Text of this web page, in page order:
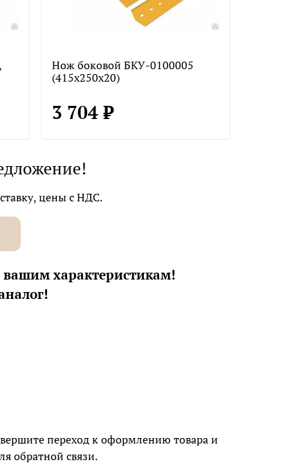
Нож боковой БКУ-0100005
(415х250х20)
3 704 ₽
цены с НДС.
характеристикам!
переход к оформлению товара и
обратной связи.